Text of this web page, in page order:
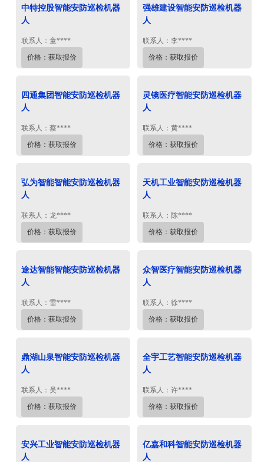
中特控股智能安防巡检机器
人
联系人：童****
价格：获取报价
强雄建设智能安防巡检机器
人
联系人：李****
价格：获取报价
四通集团智能安防巡检机器
人
联系人：蔡****
价格：获取报价
灵镜医疗智能安防巡检机器
人
联系人：黄****
价格：获取报价
弘为智能智能安防巡检机器
人
联系人：龙****
价格：获取报价
天机工业智能安防巡检机器
人
联系人：陈****
价格：获取报价
途达智能智能安防巡检机器
人
联系人：雷****
价格：获取报价
众智医疗智能安防巡检机器
人
联系人：徐****
价格：获取报价
鼎湖山泉智能安防巡检机器
人
联系人：吴****
价格：获取报价
全宇工艺智能安防巡检机器
人
联系人：许****
价格：获取报价
安兴工业智能安防巡检机器
人
亿嘉和科智能安防巡检机器
人